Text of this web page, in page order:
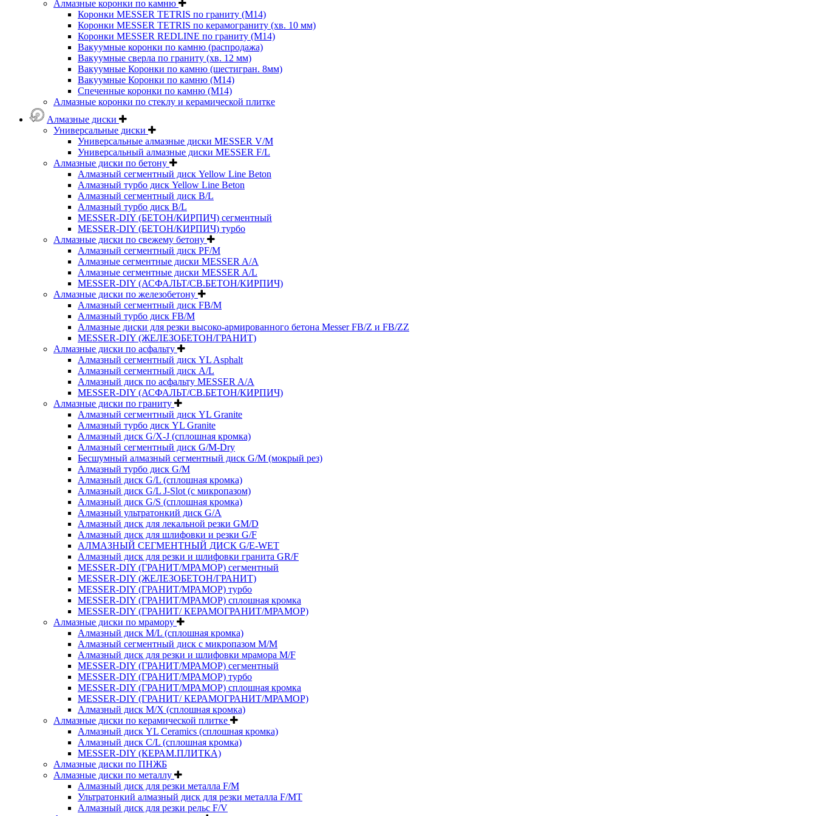
Алмазные коронки по камню
Коронки MESSER TETRIS по граниту (М14)
Коронки MESSER TETRIS по керамограниту (хв. 10 мм)
Коронки MESSER REDLINE по граниту (М14)
Вакуумные коронки по камню (распродажа)
Вакуумные сверла по граниту (хв. 12 мм)
Вакуумные Коронки по камню (шестигран. 8мм)
Вакуумные Коронки по камню (M14)
Спеченные коронки по камню (M14)
Алмазные коронки по стеклу и керамической плитке
Алмазные диски
Универсальные диски
Универсальные алмазные диски MESSER V/M
Универсальный алмазные диски MESSER F/L
Алмазные диски по бетону
Алмазный сегментный диск Yellow Line Beton
Алмазный турбо диск Yellow Line Beton
Алмазный сегментный диск B/L
Алмазный турбо диск B/L
MESSER-DIY (БЕТОН/КИРПИЧ) сегментный
MESSER-DIY (БЕТОН/КИРПИЧ) турбо
Алмазные диски по свежему бетону
Алмазный сегментный диск PF/M
Алмазные сегментные диски MESSER A/A
Алмазные сегментные диски MESSER A/L
MESSER-DIY (АСФАЛЬТ/СВ.БЕТОН/КИРПИЧ)
Алмазные диски по железобетону
Алмазный сегментный диск FB/M
Алмазный турбо диск FB/M
Алмазные диски для резки высоко-армированного бетона Messer FB/Z и FB/ZZ
MESSER-DIY (ЖЕЛЕЗОБЕТОН/ГРАНИТ)
Алмазные диски по асфальту
Алмазный сегментный диск YL Asphalt
Алмазный сегментный диск A/L
Алмазный диск по асфальту MESSER A/A
MESSER-DIY (АСФАЛЬТ/СВ.БЕТОН/КИРПИЧ)
Алмазные диски по граниту
Алмазный сегментный диск YL Granite
Алмазный турбо диск YL Granite
Алмазный диск G/X-J (сплошная кромка)
Алмазный сегментный диск G/M-Dry
Бесшумный алмазный сегментный диск G/M (мокрый рез)
Алмазный турбо диск G/M
Алмазный диск G/L (сплошная кромка)
Алмазный диск G/L J-Slot (с микропазом)
Алмазный диск G/S (сплошная кромка)
Алмазный ультратонкий диск G/A
Алмазный диск для лекальной резки GM/D
Алмазный диск для шлифовки и резки G/F
АЛМАЗНЫЙ СЕГМЕНТНЫЙ ДИСК G/E-WET
Алмазный диск для резки и шлифовки гранита GR/F
MESSER-DIY (ГРАНИТ/МРАМОР) сегментный
MESSER-DIY (ЖЕЛЕЗОБЕТОН/ГРАНИТ)
MESSER-DIY (ГРАНИТ/МРАМОР) турбо
MESSER-DIY (ГРАНИТ/МРАМОР) сплошная кромка
MESSER-DIY (ГРАНИТ/ КЕРАМОГРАНИТ/МРАМОР)
Алмазные диски по мрамору
Алмазный диск M/L (сплошная кромка)
Алмазный сегментный диск с микропазом M/M
Алмазный диск для резки и шлифовки мрамора M/F
MESSER-DIY (ГРАНИТ/МРАМОР) сегментный
MESSER-DIY (ГРАНИТ/МРАМОР) турбо
MESSER-DIY (ГРАНИТ/МРАМОР) сплошная кромка
MESSER-DIY (ГРАНИТ/ КЕРАМОГРАНИТ/МРАМОР)
Алмазный диск M/X (сплошная кромка)
Алмазные диски по керамической плитке
Алмазный диск YL Ceramics (сплошная кромка)
Алмазный диск C/L (сплошная кромка)
MESSER-DIY (КЕРАМ.ПЛИТКА)
Алмазные диски по ПНЖБ
Алмазные диски по металлу
Алмазный диск для резки металла F/M
Ультратонкий алмазный диск для резки металла F/MT
Алмазный диск для резки рельс F/V